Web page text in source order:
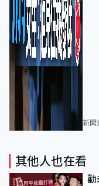
新聞
其他人也在看
勸